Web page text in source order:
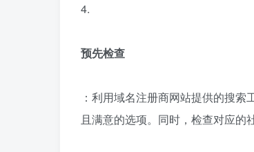
4.
预先检查
：利用域名注册商网站提供的搜
且满意的选项。同时，检查对应的